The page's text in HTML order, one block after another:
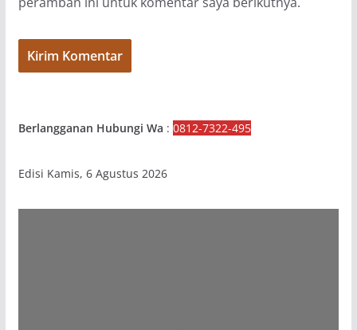
Berlangganan Hubungi Wa : 0812-7322-495
Edisi Kamis, 6 Agustus 2026